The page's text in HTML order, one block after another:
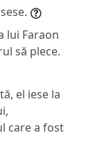
lui Faraon
să plece.
el iese la
care a fost